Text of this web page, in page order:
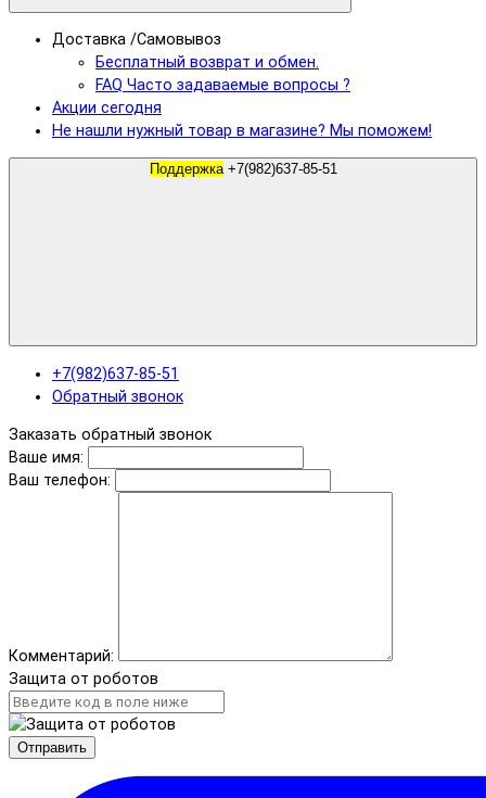
Доставка /Самовывоз
Бесплатный возврат и обмен.
FAQ Часто задаваемые вопросы ?
Акции сегодня
Не нашли нужный товар в магазине? Мы поможем!
Поддержка +7(982)637-85-51
+7(982)637-85-51
Обратный звонок
Заказать обратный звонок
Ваше имя:
Ваш телефон:
Комментарий:
Защита от роботов
Отправить